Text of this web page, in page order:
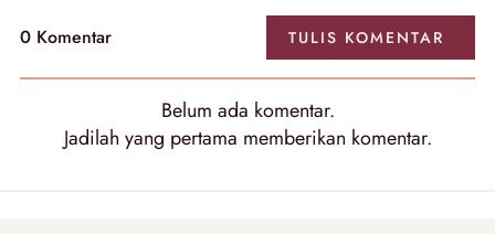
0 Komentar TULIS KOMENTAR
Belum ada komentar.
Jadilah yang pertama memberikan komentar.